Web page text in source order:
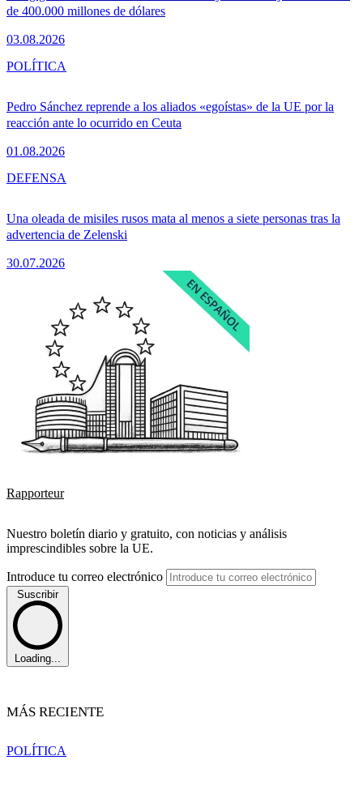
de 400.000 millones de dólares
03.08.2026
Pedro Sánchez reprende a los aliados «egoístas» de la UE por la
reacción ante lo ocurrido en Ceuta
01.08.2026
POLÍTICA
Una oleada de misiles rusos mata al menos a siete personas tras la
advertencia de Zelenski
30.07.2026
DEFENSA
Rapporteur
Nuestro boletín diario y gratuito, con noticias y análisis
imprescindibles sobre la UE.
Introduce tu correo electrónico
Suscribir
Loading...
MÁS RECIENTE
POLÍTICA